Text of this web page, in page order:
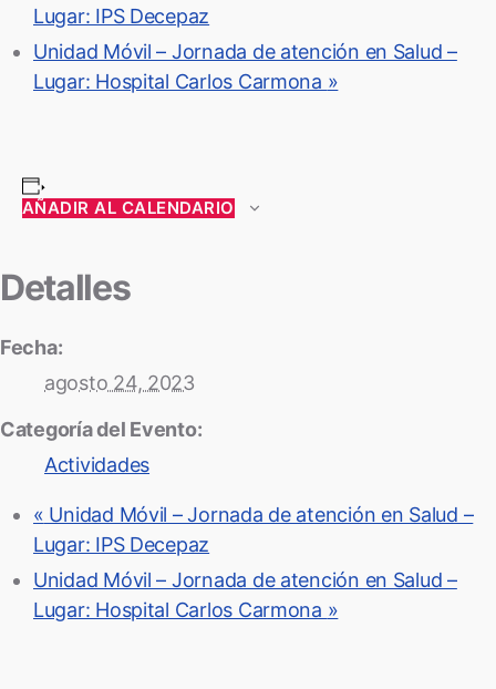
Lugar: IPS Decepaz
Unidad Móvil – Jornada de atención en Salud –
Lugar: Hospital Carlos Carmona »
AÑADIR AL CALENDARIO
Detalles
Fecha:
agosto 24, 2023
Categoría del Evento:
Actividades
« Unidad Móvil – Jornada de atención en Salud –
Lugar: IPS Decepaz
Unidad Móvil – Jornada de atención en Salud –
Lugar: Hospital Carlos Carmona »